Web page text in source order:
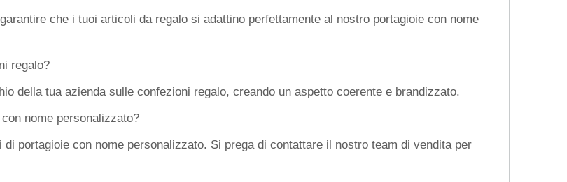
che i tuoi articoli da regalo si adattino perfettamente al nostro portagioie con nome
regalo?
della tua azienda sulle confezioni regalo, creando un aspetto coerente e brandizzato.
nome personalizzato?
portagioie con nome personalizzato. Si prega di contattare il nostro team di vendita per